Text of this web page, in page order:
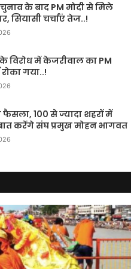
के बाद PM मोदी से मिले
सियासी चर्चाएं तेज..!
के विरोध में केजरीवाल का PM
गया..!
फैसला, 100 से ज्यादा शहरों में
करेंगे संघ प्रमुख मोहन भागवत